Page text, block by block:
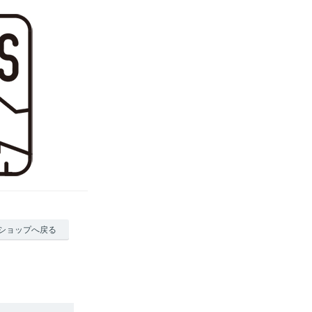
ョップへ戻る